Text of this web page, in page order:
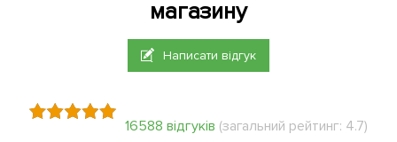
магазину
Написати відгук
16588 відгуків (загальний рейтинг: 4.7)